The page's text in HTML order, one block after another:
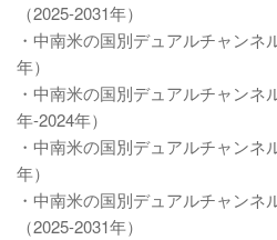
（2025-2031年）
・中南米の国別デュアルチャンネ
年）
・中南米の国別デュアルチャンネ
年-2024年）
・中南米の国別デュアルチャンネ
年）
・中南米の国別デュアルチャンネ
（2025-2031年）